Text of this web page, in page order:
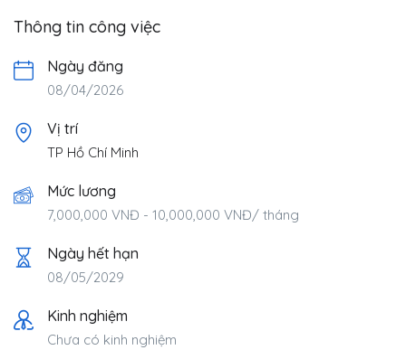
Thông tin công việc
Ngày đăng
08/04/2026
Vị trí
TP Hồ Chí Minh
Mức lương
7,000,000 VNĐ - 10,000,000 VNĐ/ tháng
Ngày hết hạn
08/05/2029
Kinh nghiệm
Chưa có kinh nghiệm